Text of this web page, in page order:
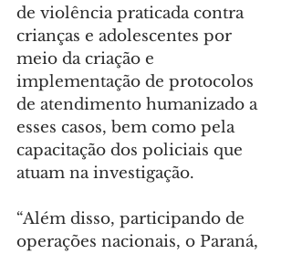
de violência praticada contra
crianças e adolescentes por
meio da criação e
implementação de protocolos
de atendimento humanizado a
esses casos, bem como pela
capacitação dos policiais que
atuam na investigação.
“Além disso, participando de
operações nacionais, o Paraná,